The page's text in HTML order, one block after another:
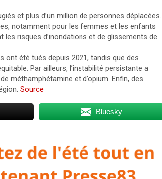
et plus d’un million de personnes déplacées.
notamment pour les femmes et les enfants
risques d’inondations et de glissements de
ont été tués depuis 2021, tandis que des
Par ailleurs, l’instabilité persistante a
méthamphétamine et d’opium. Enfin, des
Source
Bluesky